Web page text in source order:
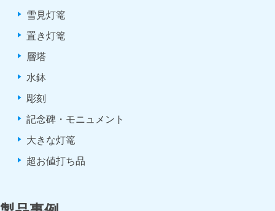
雪見灯篭
置き灯篭
層塔
水鉢
彫刻
記念碑・モニュメント
大きな灯篭
超お値打ち品